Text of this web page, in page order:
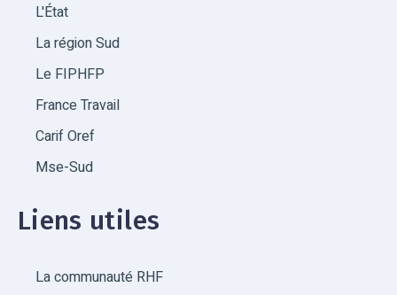
L'État
La région Sud
Le FIPHFP
France Travail
Carif Oref
Mse-Sud
Liens utiles
La communauté RHF